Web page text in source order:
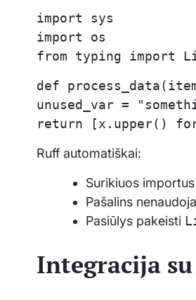
import sys
import os
from typing import
def
unused_var =
return [x.upper()
Ruff automatiškai:
Surikiuos
Pašalins
Pasiūlys pakeisti
Integracija